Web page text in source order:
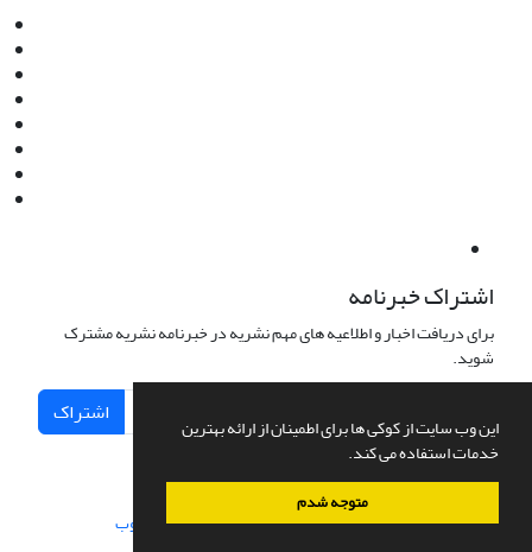
این وب سایت از کوکی ها برای اطمینان از ارائه بهترین
خدمات استفاده می کند.
متوجه شدم
اشتراک خبرنامه
برای دریافت اخبار و اطلاعیه های مهم نشریه در خبرنامه نشریه مشترک
شوید.
اشتراک
سامانه مدیریت نشریات علمی.طراحی و پیاده سازی از سیناوب